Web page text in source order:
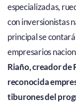
especializadas,
con inversionistas
principal se
empresarios
Riaño, creador de
reconocida
tiburones del